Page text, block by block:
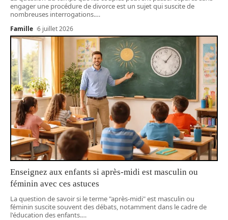
engager une procédure de divorce est un sujet qui suscite de
nombreuses interrogations.…
Famille 6 juillet 2026
Enseignez aux enfants si après-midi est masculin ou
féminin avec ces astuces
La question de savoir si le terme "après-midi" est masculin ou
féminin suscite souvent des débats, notamment dans le cadre de
l'éducation des enfants.…